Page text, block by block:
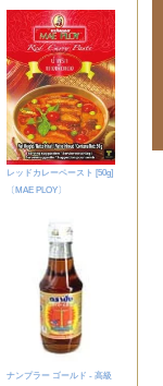
レッドカレーペースト [50g]
〔MAE PLOY〕
ナンプラー ゴールド - 高級